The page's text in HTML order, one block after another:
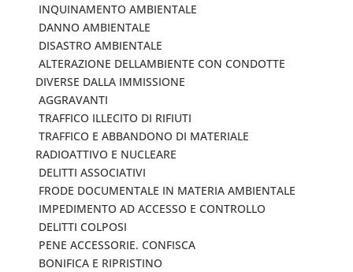
 INQUINAMENTO AMBIENTALE
 DANNO AMBIENTALE
 DISASTRO AMBIENTALE
 ALTERAZIONE DELLAMBIENTE CON CONDOTTE
DIVERSE DALLA IMMISSIONE
 AGGRAVANTI
 TRAFFICO ILLECITO DI RIFIUTI
 TRAFFICO E ABBANDONO DI MATERIALE
RADIOATTIVO E NUCLEARE
 DELITTI ASSOCIATIVI
 FRODE DOCUMENTALE IN MATERIA AMBIENTALE
 IMPEDIMENTO AD ACCESSO E CONTROLLO
 DELITTI COLPOSI
 PENE ACCESSORIE. CONFISCA
 BONIFICA E RIPRISTINO